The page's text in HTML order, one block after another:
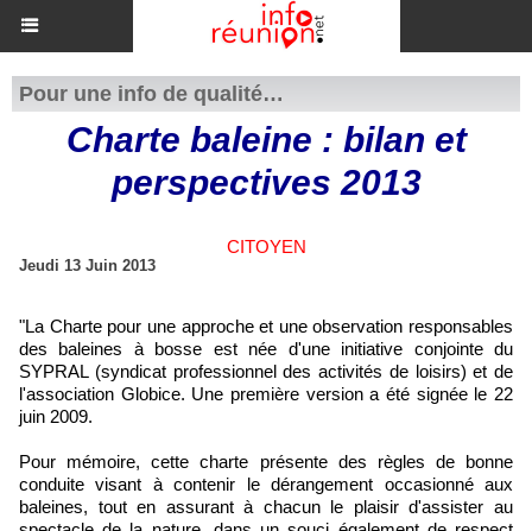
Pour une info de qualité…
Charte baleine : bilan et
perspectives 2013
CITOYEN
Jeudi 13 Juin 2013
"La Charte pour une approche et une observation responsables
des baleines à bosse est née d'une initiative conjointe du
SYPRAL (syndicat professionnel des activités de loisirs) et de
l'association Globice. Une première version a été signée le 22
juin 2009.
Pour mémoire, cette charte présente des règles de bonne
conduite visant à contenir le dérangement occasionné aux
baleines, tout en assurant à chacun le plaisir d'assister au